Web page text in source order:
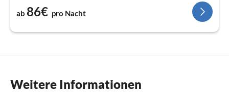
ab 86€ pro Nacht
Weitere Informationen